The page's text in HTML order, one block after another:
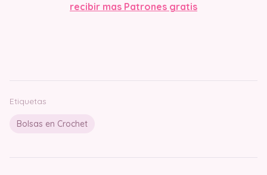
recibir mas Patrones gratis
Etiquetas
Bolsas en Crochet